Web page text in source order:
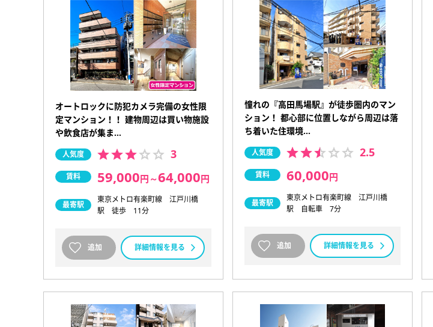
オートロックに防犯カメラ完備の女性限
定マンション！！ 建物周辺は買い物施設
や飲食店が集ま…
人気度 3
賃料 59,000円 ～64,000円
最寄駅
東京メトロ有楽町線 江戸川橋
駅 徒歩 11分
追加 詳細情報を見る
憧れの『高田馬場駅』が徒歩圏内のマン
ション！ 都心部に位置しながら周辺は落
ち着いた住環境…
人気度 2.5
賃料 60,000円
最寄駅
東京メトロ有楽町線 江戸川橋
駅 自転車 7分
追加 詳細情報を見る